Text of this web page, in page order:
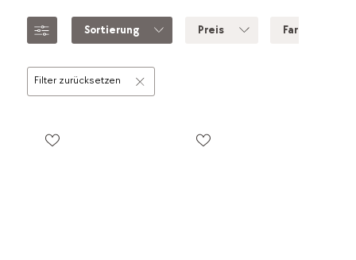
Sortierung Preis Farbe
Filter zurücksetzen